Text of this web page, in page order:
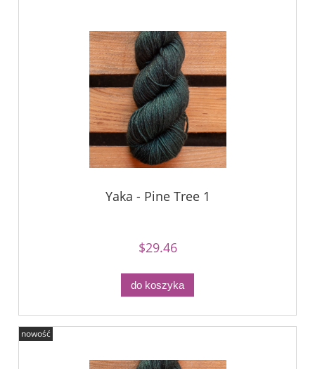
Yaka - Pine Tree 1
$29.46
do koszyka
nowość